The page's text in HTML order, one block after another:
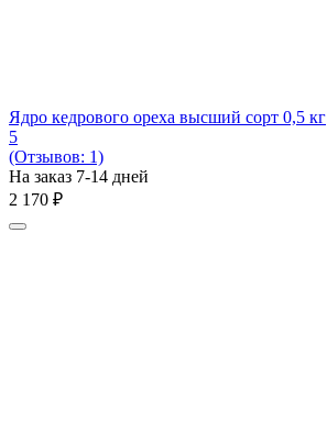
Ядро кедрового ореха высший сорт 0,5 кг
5
(Отзывов: 1)
На заказ 7-14 дней
2 170 ₽